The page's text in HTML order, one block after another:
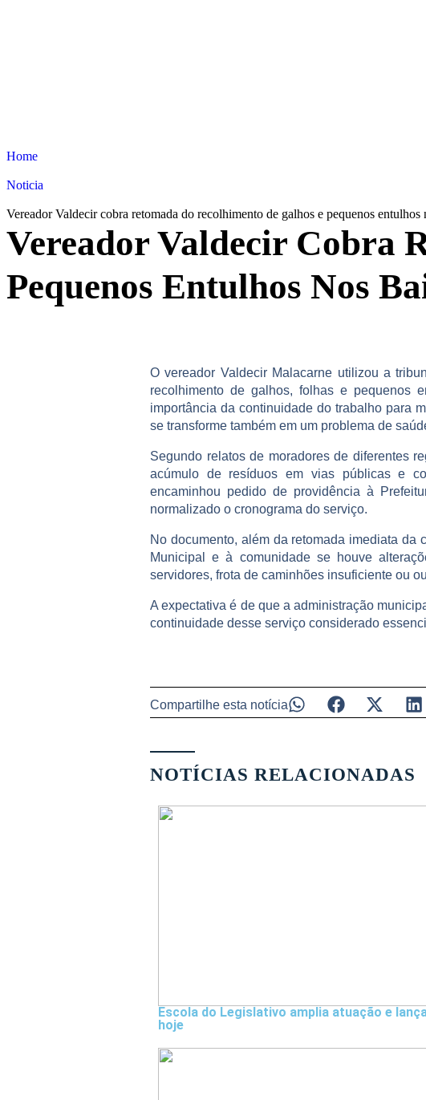
Home
Noticia
Vereador Valdecir cobra retomada do recolhimento de galhos e pequenos entulhos
Vereador Valdecir Cobra
Pequenos Entulhos Nos
O vereador Valdecir Malacarne utilizou a
recolhimento de galhos, folhas e pequenos
importância da continuidade do trabalho para
se transforme também em um problema de
Segundo relatos de moradores de diferentes
acúmulo de resíduos em vias públicas e
encaminhou pedido de providência à
normalizado o cronograma do serviço.
No documento, além da retomada imediata da
Municipal e à comunidade se houve
servidores, frota de caminhões insuficiente ou
A expectativa é de que a administração
continuidade desse serviço considerado
Compartilhe esta notícia
Escola do Legislativo amplia atuação e
hoje
NOTÍCIAS RELACIONADAS